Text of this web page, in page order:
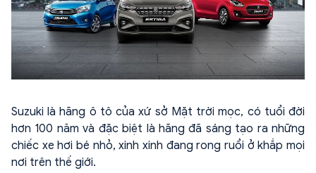
Suzuki là hãng ô tô của xứ sở Mặt trời mọc, có tuổi đời
hơn 100 năm và đặc biệt là hãng đã sáng tạo ra những
chiếc xe hơi bé nhỏ, xinh xinh đang rong ruổi ở khắp mọi
nơi trên thế giới.